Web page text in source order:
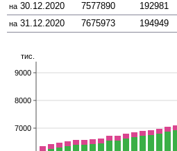
на 30.12.2020 7577890 192981
на 31.12.2020 7675973 194949
7000
8000
9000
тис.